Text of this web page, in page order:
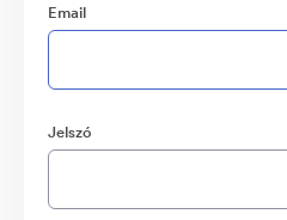
Email
Jelszó